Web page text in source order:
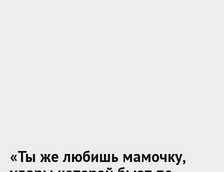
«Ты же любишь мамочку,